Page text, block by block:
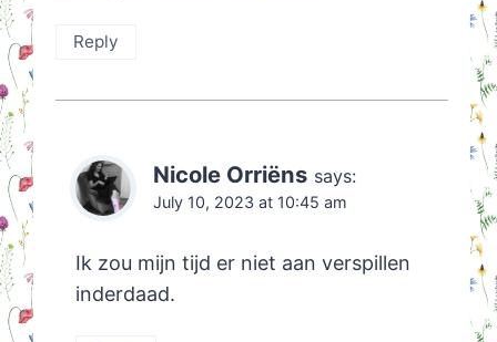
Reply
Nicole Orriëns says:
July 10, 2023 at 10:45 am
Ik zou mijn tijd er niet aan verspillen
inderdaad.